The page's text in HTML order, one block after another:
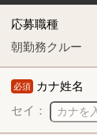
応募職種
朝勤務クルー
必須 カナ姓名
セイ：